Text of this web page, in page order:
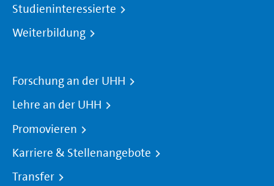
Studieninteressierte
Weiterbildung
Forschung an der UHH
Lehre an der UHH
Promovieren
Karriere & Stellenangebote
Transfer